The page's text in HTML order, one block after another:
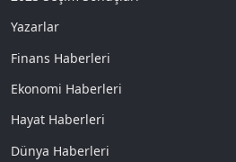
Yazarlar
Finans Haberleri
Ekonomi Haberleri
Hayat Haberleri
Dünya Haberleri